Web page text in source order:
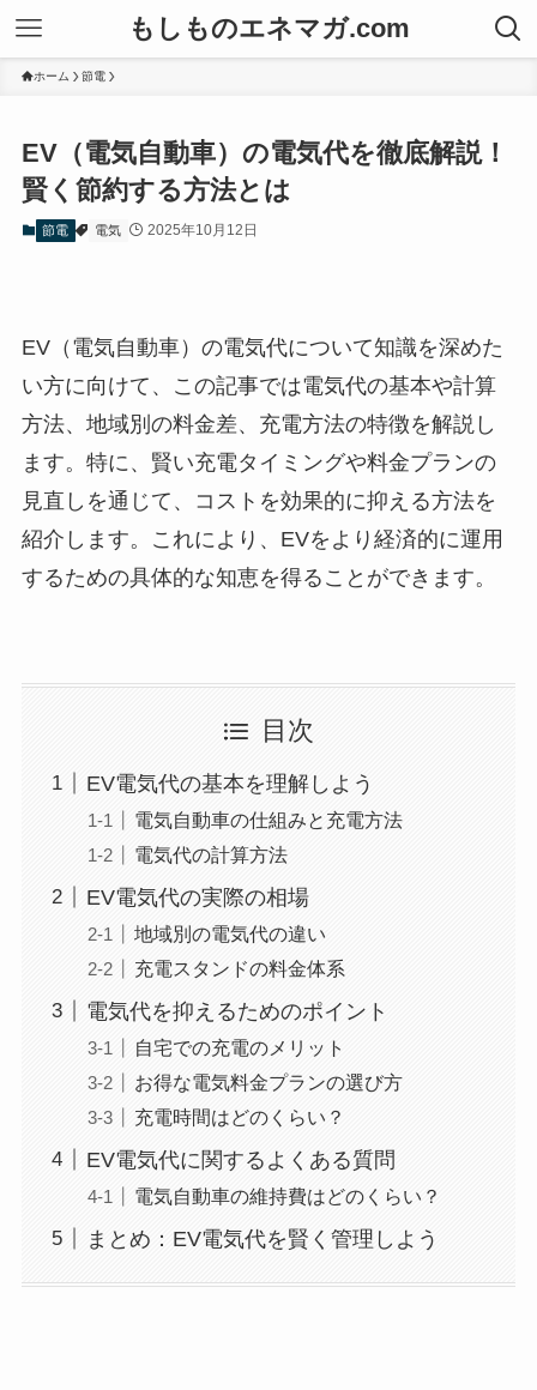
もしものエネマガ.com
ホーム 節電
EV（電気自動車）の電気代を徹底解説！
賢く節約する方法とは
節電 電気 2025年10月12日
EV（電気自動車）の電気代について知識を深めた
い方に向けて、この記事では電気代の基本や計算
方法、地域別の料金差、充電方法の特徴を解説し
ます。特に、賢い充電タイミングや料金プランの
見直しを通じて、コストを効果的に抑える方法を
紹介します。これにより、EVをより経済的に運用
するための具体的な知恵を得ることができます。
目次
EV電気代の基本を理解しよう
電気自動車の仕組みと充電方法
電気代の計算方法
EV電気代の実際の相場
地域別の電気代の違い
充電スタンドの料金体系
電気代を抑えるためのポイント
自宅での充電のメリット
お得な電気料金プランの選び方
充電時間はどのくらい？
EV電気代に関するよくある質問
電気自動車の維持費はどのくらい？
まとめ：EV電気代を賢く管理しよう